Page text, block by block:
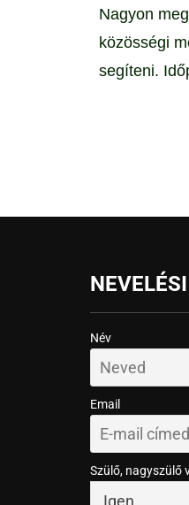
Nagyon
közösségi
segíteni.
Név
Email
Szülő, nagyszülő